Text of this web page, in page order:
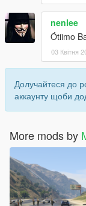
nenlee
Ótiimo
03 Квітня
Долучайтеся до
аккаунту щоби
More mods by